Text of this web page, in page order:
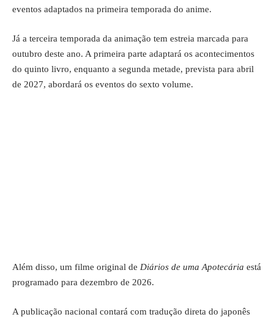
eventos adaptados na primeira temporada do anime.
Já a terceira temporada da animação tem estreia marcada para
outubro deste ano. A primeira parte adaptará os acontecimentos
do quinto livro, enquanto a segunda metade, prevista para abril
de 2027, abordará os eventos do sexto volume.
Além disso, um filme original de Diários de uma Apotecária está
programado para dezembro de 2026.
A publicação nacional contará com tradução direta do japonês